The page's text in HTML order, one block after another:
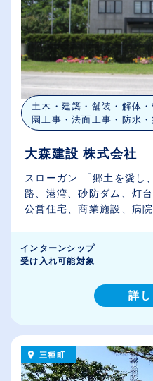
土木・建築・舗装・解体
園工事・法面工事・防水
大森建設 株式会社
スローガン 「郷土を愛し
路、港湾、砂防ダム、灯
公営住宅、商業施設、病
インターンシップ
受け入れ可能対象
詳し
三種町